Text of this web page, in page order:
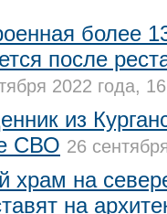
более
после
2022 года,
из
СВО 26
храм на
на